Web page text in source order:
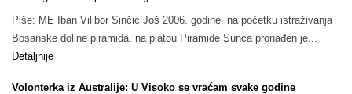
Piše: ME Iban Vilibor Sinčić Još 2006. godine, na početku istraživanja
Bosanske doline piramida, na platou Piramide Sunca pronađen je...
Detaljnije
Volonterka iz Australije: U Visoko se vraćam svake godine